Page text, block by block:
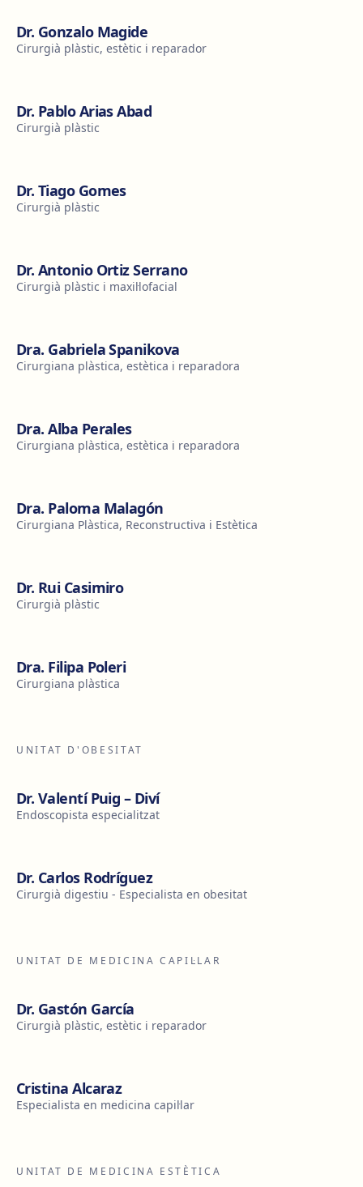
Dr. Gonzalo Magide
Cirurgià plàstic, estètic i reparador
Dr. Pablo Arias Abad
Cirurgià plàstic
Dr. Tiago Gomes
Cirurgià plàstic
Dr. Antonio Ortiz Serrano
Cirurgià plàstic i maxil·lofacial
Dra. Gabriela Spanikova
Cirurgiana plàstica, estètica i reparadora
Dra. Alba Perales
Cirurgiana plàstica, estètica i reparadora
Dra. Paloma Malagón
Cirurgiana Plàstica, Reconstructiva i Estètica
Dr. Rui Casimiro
Cirurgià plàstic
Dra. Filipa Poleri
Cirurgiana plàstica
UNITAT D'OBESITAT
Dr. Valentí Puig – Diví
Endoscopista especialitzat
Dr. Carlos Rodríguez
Cirurgià digestiu - Especialista en obesitat
UNITAT DE MEDICINA CAPIL·LAR
Dr. Gastón García
Cirurgià plàstic, estètic i reparador
Cristina Alcaraz
Especialista en medicina capil·lar
UNITAT DE MEDICINA ESTÈTICA